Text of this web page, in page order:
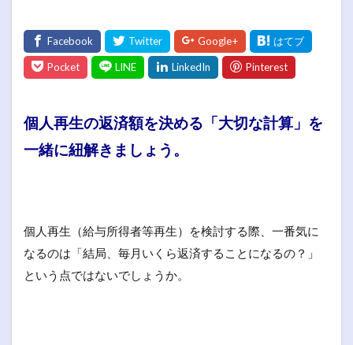
個人再生の返済額を決める「大切な計算」を
一緒に紐解きましょう。
個人再生（給与所得者等再生）を検討する際、一番気に
なるのは「結局、毎月いくら返済することになるの？」
という点ではないでしょうか。